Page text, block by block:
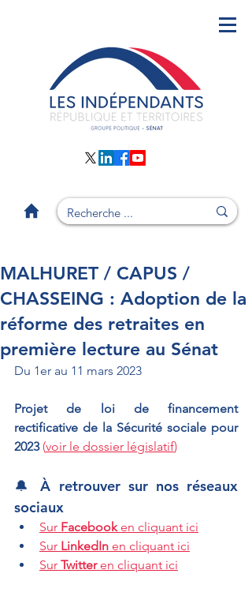
MALHURET / CAPUS /
CHASSEING : Adoption de la
réforme des retraites en
première lecture au Sénat
Du 1er au 11 mars 2023
Projet de loi de financement
rectificative de la Sécurité sociale pour
2023 (voir le dossier législatif)
🔔 À retrouver sur nos réseaux
sociaux
Sur Facebook en cliquant ici
Sur LinkedIn en cliquant ici
Sur Twitter en cliquant ici